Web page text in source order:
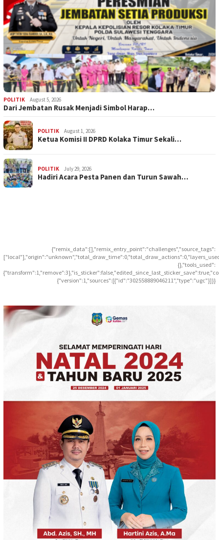
POLITIK August 5, 2026
Dari Jembatan Rusak Menjadi Simbol Harap…
POLITIK August 1, 2026
Ketua Komisi II DPRD Kolaka Timur Sekali…
POLITIK July 29, 2026
Hadiri Acara Pesta Panen dan Turun Sawah…
{"remix_data":[],"remix_entry_point":"challenges","source_tags":
{},"tools_used":
{"version":1,"sources":[{"id":"302558889046211","type":"ugc"}]}}